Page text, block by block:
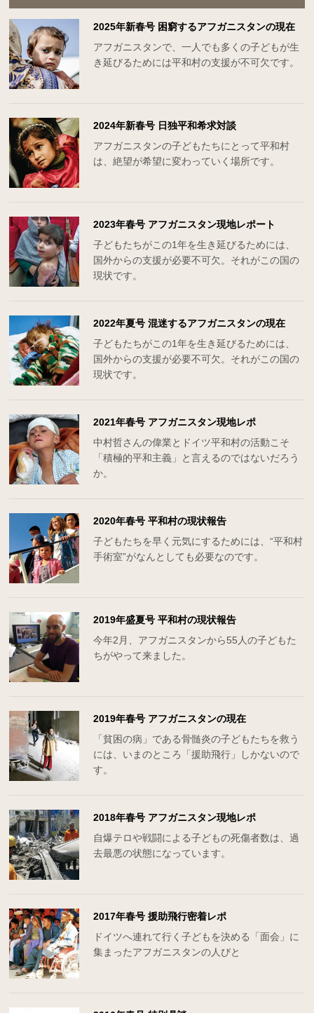
2025年新春号 困窮するアフガニスタンの現在
アフガニスタンで、一人でも多くの子どもが生
き延びるためには平和村の支援が不可欠です。
2024年新春号 日独平和希求対談
アフガニスタンの子どもたちにとって平和村
は、絶望が希望に変わっていく場所です。
2023年春号 アフガニスタン現地レポート
子どもたちがこの1年を生き延びるためには、
国外からの支援が必要不可欠。それがこの国の
現状です。
2022年夏号 混迷するアフガニスタンの現在
子どもたちがこの1年を生き延びるためには、
国外からの支援が必要不可欠。それがこの国の
現状です。
2021年春号 アフガニスタン現地レポ
中村哲さんの偉業とドイツ平和村の活動こそ
「積極的平和主義」と言えるのではないだろう
か。
2020年春号 平和村の現状報告
子どもたちを早く元気にするためには、“平和村
手術室”がなんとしても必要なのです。
2019年盛夏号 平和村の現状報告
今年2月、アフガニスタンから55人の子どもた
ちがやって来ました。
2019年春号 アフガニスタンの現在
「貧困の病」である骨髄炎の子どもたちを救う
には、いまのところ「援助飛行」しかないので
す。
2018年春号 アフガニスタン現地レポ
自爆テロや戦闘による子どもの死傷者数は、過
去最悪の状態になっています。
2017年春号 援助飛行密着レポ
ドイツへ連れて行く子どもを決める「面会」に
集まったアフガニスタンの人びと